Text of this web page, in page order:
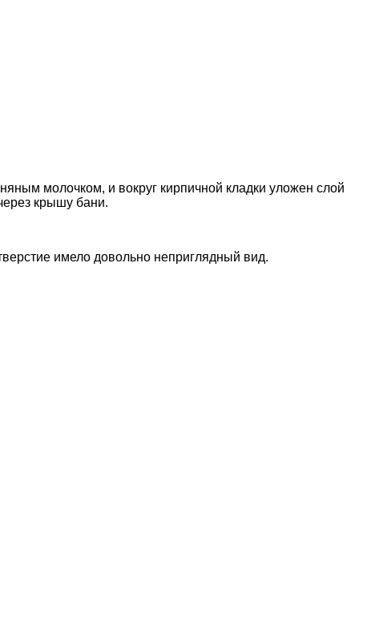
молочком, и вокруг кирпичной кладки уложен слой
крышу бани.
имело довольно неприглядный вид.